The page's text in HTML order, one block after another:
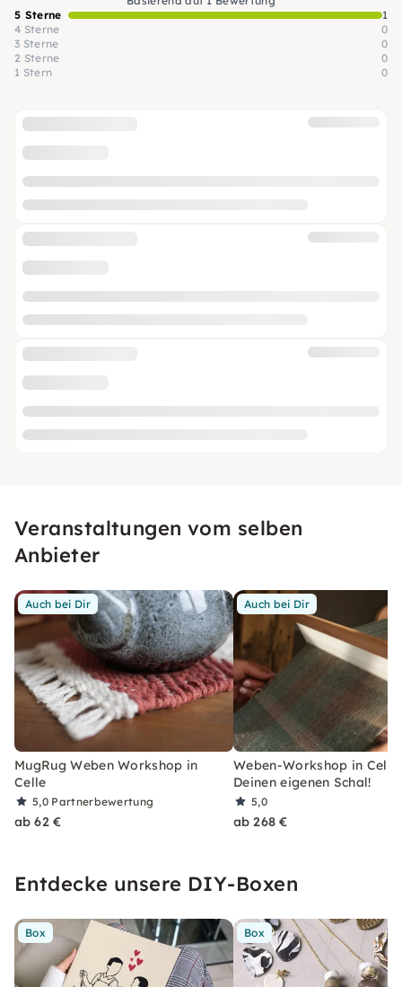
5 Sterne
1
4 Sterne
0
3 Sterne
0
2 Sterne
0
1 Stern
0
Veranstaltungen vom selben
Anbieter
Auch bei Dir
MugRug Weben Workshop in
Celle
5,0 Partnerbewertung
ab 62 €
Auch bei Dir
Weben-Workshop in
Deinen eigenen Schal!
5,0
ab 268 €
Entdecke unsere DIY-Boxen
Box Box